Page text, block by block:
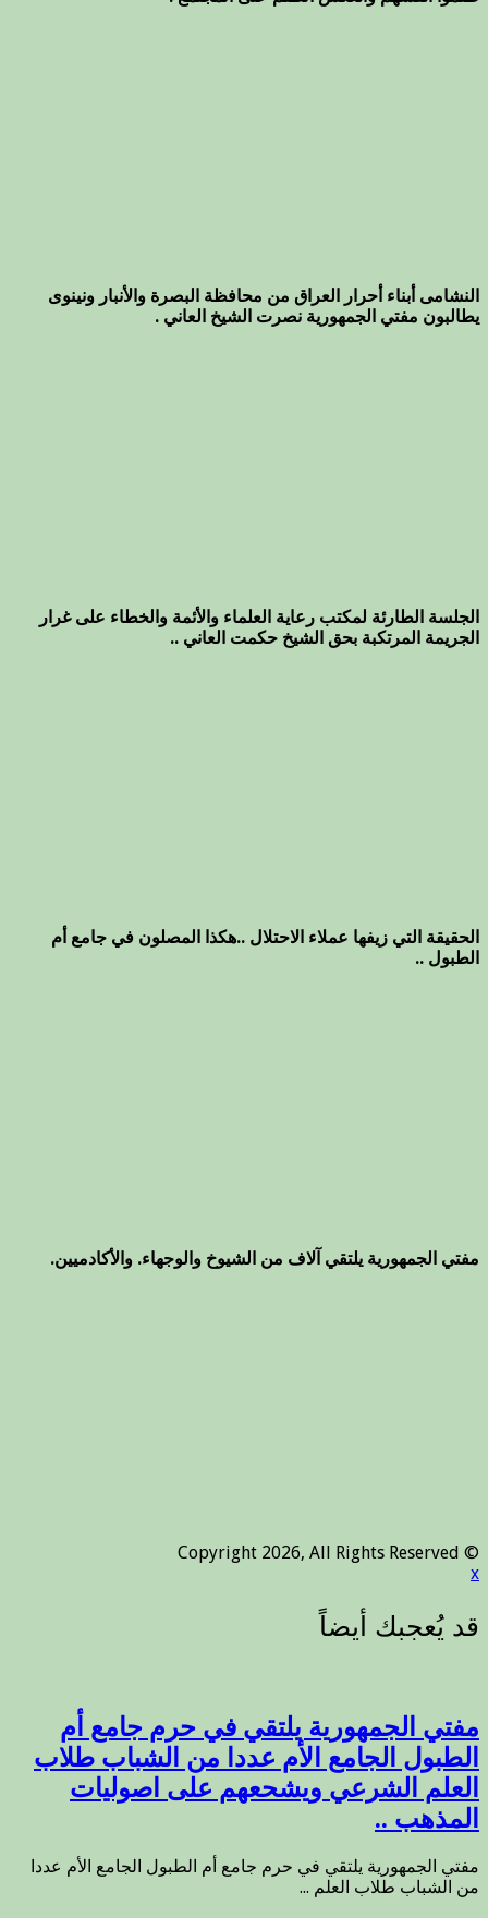
النشامى أبناء أحرار العراق من محافظة البصرة والأنبار ونينوى
يطالبون مفتي الجمهورية نصرت الشيخ العاني .
الجلسة الطارئة لمكتب رعاية العلماء والأئمة والخطاء على غرار
الجريمة المرتكبة بحق الشيخ حكمت العاني ..
الحقيقة التي زيفها عملاء الاحتلال ..هكذا المصلون في جامع أم
الطبول ..
مفتي الجمهورية يلتقي آلاف من الشيوخ والوجهاء. والأكادميين.
© Copyright 2026, All Rights Reserved
x
مفتي الجمهورية يلتقي في حرم جامع أم
الطبول الجامع الأم عددا من الشباب طلاب
العلم الشرعي ويشحعهم على اصوليات
المذهب ..
مفتي الجمهورية يلتقي في حرم جامع أم الطبول الجامع الأم عددا
من الشباب طلاب العلم ...